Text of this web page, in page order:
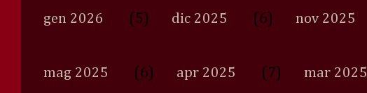
gen 2026 (5) dic 2025 (6) nov 2025
mag 2025 (6) apr 2025 (7) mar 2025